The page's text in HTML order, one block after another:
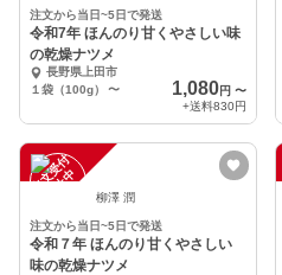
注文から当日~5日で発送
令和7年 ほんのり甘くやさしい味
の乾燥ナツメ
長野県上田市
１袋（100g）
〜 1,080円 〜
+送料830円
注
文
受
付
停
止
中 柳澤 潤
注文から当日~5日で発送
令和７年 ほんのり甘くやさしい
味の乾燥ナツメ